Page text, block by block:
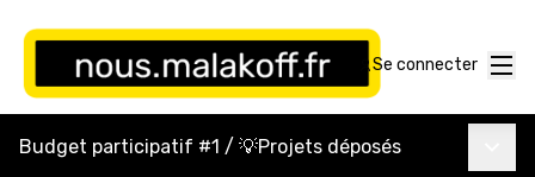
Se connecter
Budget participatif #1 / 💡Projets déposés